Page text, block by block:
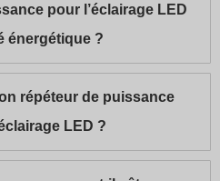
pour l’éclairage LED
énergétique ?
répéteur de puissance
LED ?